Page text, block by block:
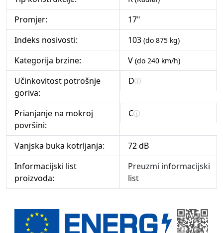
Promjer:
17"
Indeks nosivosti:
103 (do 875 kg)
Kategorija brzine: V (do 240 km/h)
Učinkovitost potrošnje
goriva:
D
Prianjanje na mokroj
površini:
C
Vanjska buka kotrljanja:
72 dB
Informacijski list
proizvoda:
Preuzmi informacijski
list